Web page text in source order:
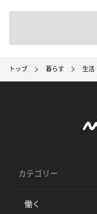
トップ 暮らす 生活
カテゴリー
働く